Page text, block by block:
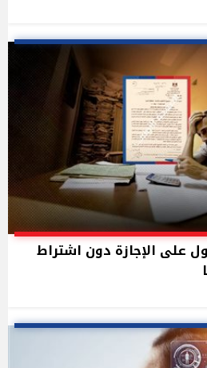
الإجازة دون اشتراط